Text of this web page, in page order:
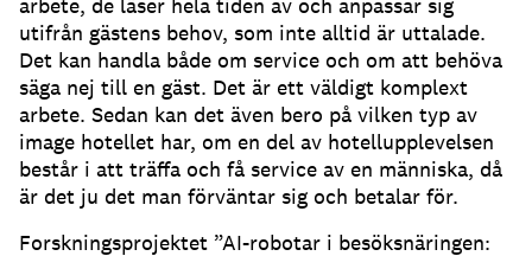
arbete, de läser hela tiden av och anpassar sig
utifrån gästens behov, som inte alltid är uttalade.
Det kan handla både om service och om att behöva
säga nej till en gäst. Det är ett väldigt komplext
arbete. Sedan kan det även bero på vilken typ av
image hotellet har, om en del av hotellupplevelsen
består i att träffa och få service av en människa, då
är det ju det man förväntar sig och betalar för.
Forskningsprojektet ”AI-robotar i besöksnäringen: